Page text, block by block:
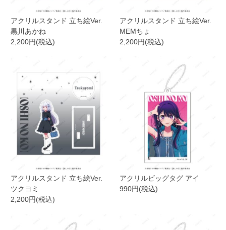
アクリルスタンド 立ち絵Ver.
黒川あかね
2,200円(税込)
アクリルスタンド 立ち絵Ver.
MEMちょ
2,200円(税込)
アクリルスタンド 立ち絵Ver.
ツクヨミ
2,200円(税込)
アクリルビッグタグ アイ
990円(税込)